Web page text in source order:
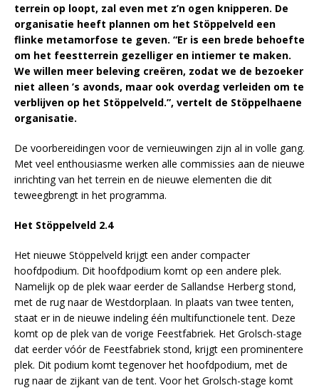
terrein op loopt, zal even met z’n ogen knipperen. De
organisatie heeft plannen om het Stöppelveld een
flinke metamorfose te geven. “Er is een brede behoefte
om het feestterrein gezelliger en intiemer te maken.
We willen meer beleving creëren, zodat we de bezoeker
niet alleen ’s avonds, maar ook overdag verleiden om te
verblijven op het Stöppelveld.”, vertelt de Stöppelhaene
organisatie.
De voorbereidingen voor de vernieuwingen zijn al in volle gang.
Met veel enthousiasme werken alle commissies aan de nieuwe
inrichting van het terrein en de nieuwe elementen die dit
teweegbrengt in het programma.
Het Stöppelveld 2.4
Het nieuwe Stöppelveld krijgt een ander compacter
hoofdpodium. Dit hoofdpodium komt op een andere plek.
Namelijk op de plek waar eerder de Sallandse Herberg stond,
met de rug naar de Westdorplaan. In plaats van twee tenten,
staat er in de nieuwe indeling één multifunctionele tent. Deze
komt op de plek van de vorige Feestfabriek. Het Grolsch-stage
dat eerder vóór de Feestfabriek stond, krijgt een prominentere
plek. Dit podium komt tegenover het hoofdpodium, met de
rug naar de zijkant van de tent. Voor het Grolsch-stage komt